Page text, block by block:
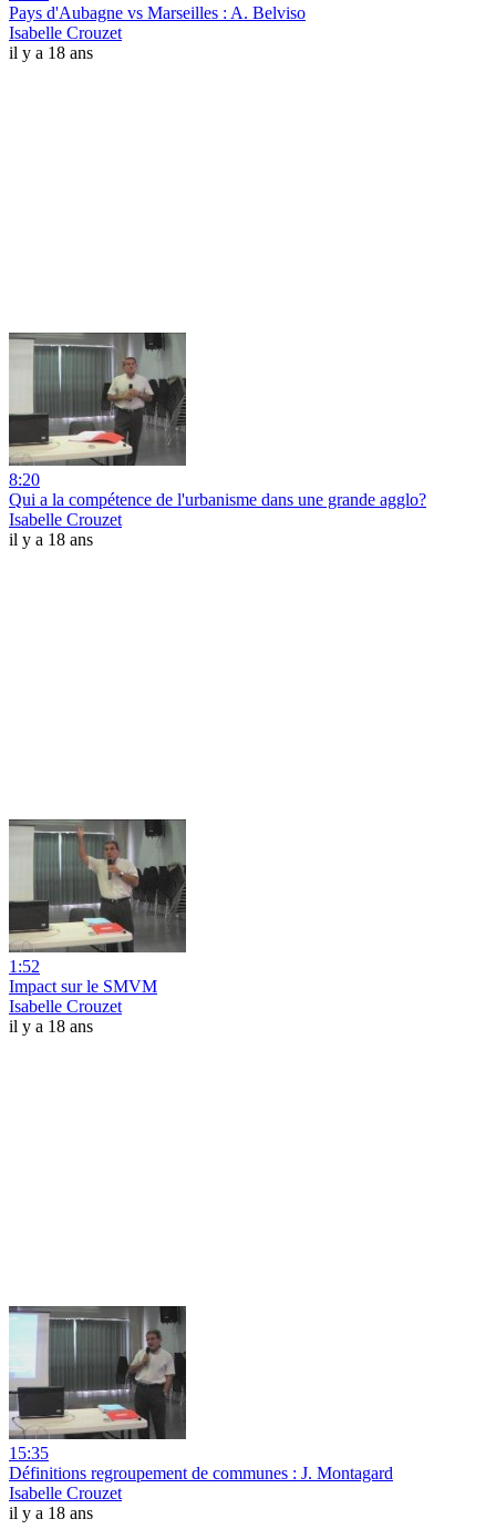
Pays d'Aubagne vs Marseilles : A. Belviso
Isabelle Crouzet
il y a 18 ans
8:20
Qui a la compétence de l'urbanisme dans une grande agglo?
Isabelle Crouzet
il y a 18 ans
1:52
Impact sur le SMVM
Isabelle Crouzet
il y a 18 ans
15:35
Définitions regroupement de communes : J. Montagard
Isabelle Crouzet
il y a 18 ans